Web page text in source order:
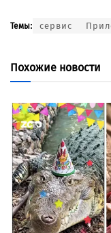
Темы: сервис
Похожие новости